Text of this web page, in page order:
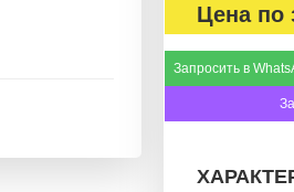
Цена по
Запросить в